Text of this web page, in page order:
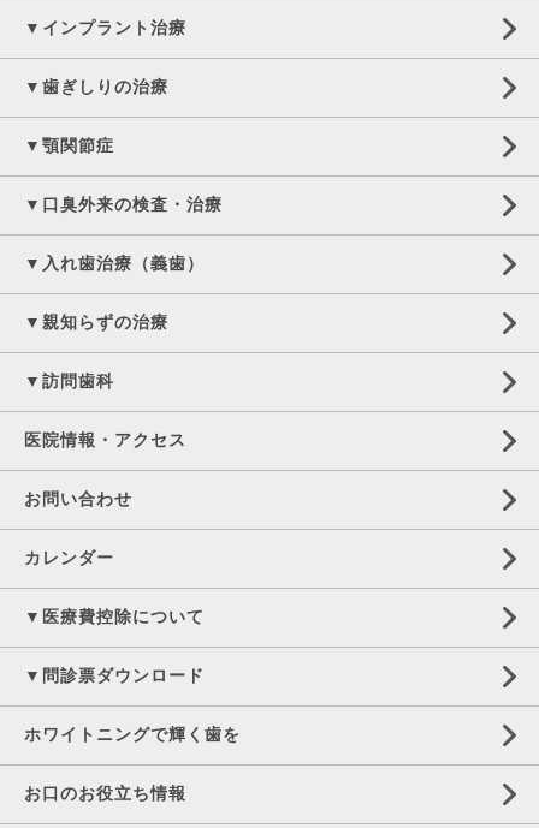
▼インプラント治療
▼歯ぎしりの治療
▼顎関節症
▼口臭外来の検査・治療
▼入れ歯治療（義歯）
▼親知らずの治療
▼訪問歯科
医院情報・アクセス
お問い合わせ
カレンダー
▼医療費控除について
▼問診票ダウンロード
ホワイトニングで輝く歯を
お口のお役立ち情報